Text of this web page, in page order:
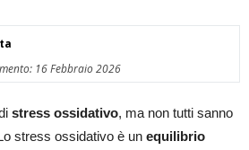
16 Febbraio 2026
stress ossidativo, ma non tutti sanno
stress ossidativo è un equilibrio